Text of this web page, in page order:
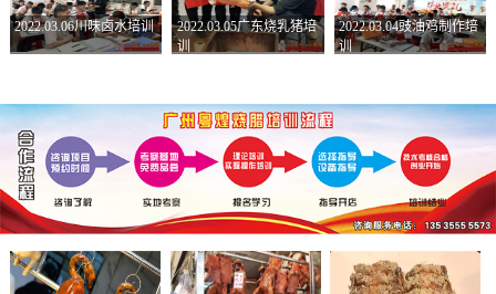
2022.03.06川味卤水培训
2022.03.05广东烧乳猪培
训
2022.03.04豉油鸡制作培
训